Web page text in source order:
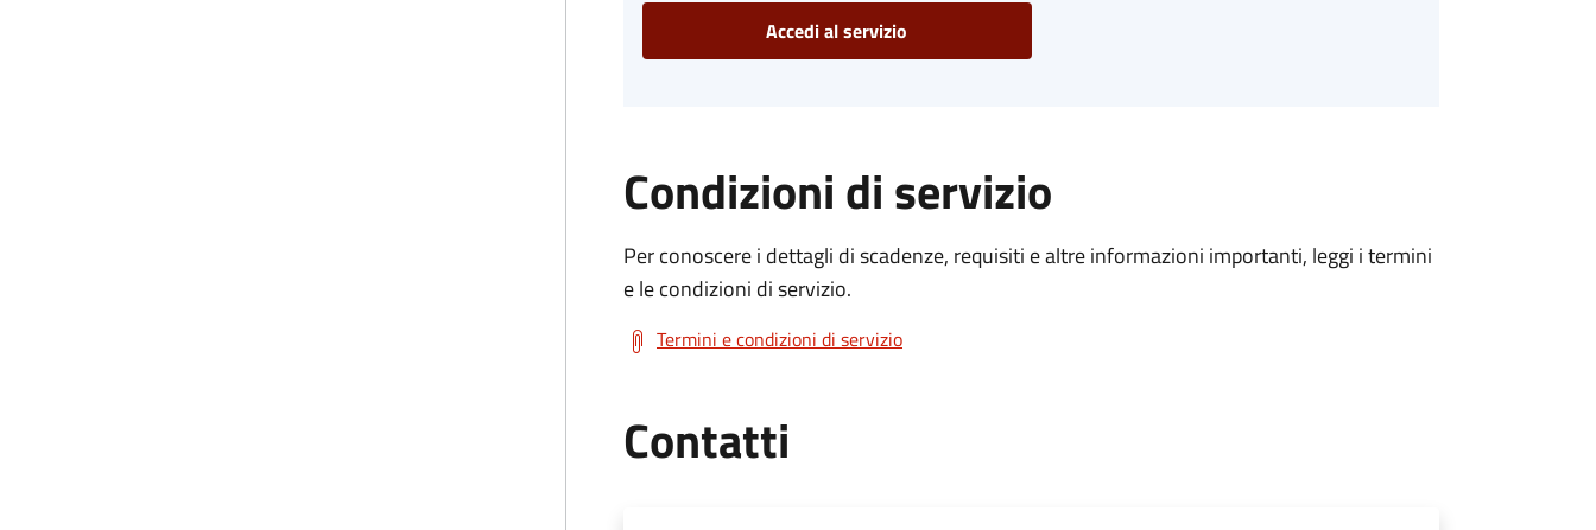
Accedi al servizio
Condizioni di servizio
Per conoscere i dettagli di scadenze, requisiti e altre informazioni importanti, leggi i termini
e le condizioni di servizio.
Termini e condizioni di servizio
Contatti